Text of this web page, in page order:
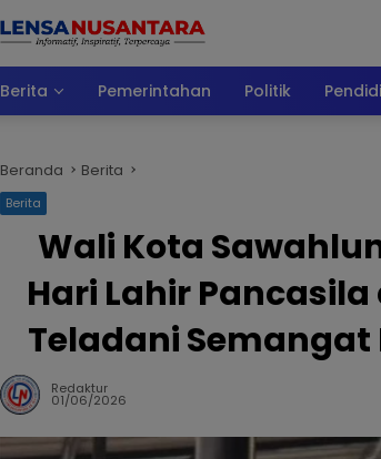
Berita
Pemerintahan Politik
Beranda Berita
Berita
Wali Kota
Hari Lahir
Teladani
Redaktur
01/06/2026